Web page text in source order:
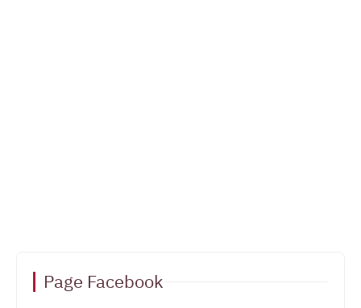
Page Facebook